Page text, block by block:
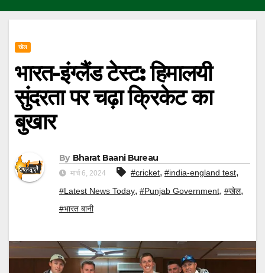
खेल
भारत-इंग्लैंड टेस्ट: हिमालयी
सुंदरता पर चढ़ा क्रिकेट का
बुखार
By Bharat Baani Bureau
मार्च 6, 2024 #cricket, #india-england test,
#Latest News Today, #Punjab Government, #खेल,
#भारत बानी